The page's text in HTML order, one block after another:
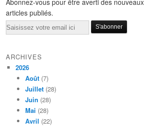
Abonnez-vous pour être averti des nouveaux
articles publiés.
Email
ARCHIVES
2026
Août (7)
Juillet (28)
Juin (28)
Mai (28)
Avril (22)